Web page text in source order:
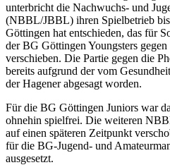
unterbricht die Nachwuchs- und
(NBBL/JBBL) ihren Spielbetrieb
Göttingen hat entschieden, das für
der BG Göttingen Youngsters
verschieben. Die Partie gegen die
bereits aufgrund der vom
der Hagener abgesagt worden.
Für die BG Göttingen Juniors war
ohnehin spielfrei. Die weiteren
auf einen späteren Zeitpunkt
für die BG-Jugend- und
ausgesetzt.